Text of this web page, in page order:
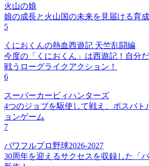
火山の娘
娘の成長と火山国の未来を見届ける育
5
くにおくんの熱血西遊記 天竺乱闘編
今度の「くにおくん」は西遊記！自分
戦うローグライクアクション！
6
スーパーカービィハンターズ
4つのジョブを駆使して戦え、ボスバト
ョンゲーム
7
パワフルプロ野球2026-2027
30周年を迎えるサクセスを収録した「